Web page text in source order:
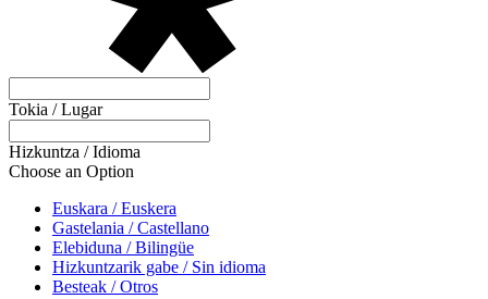
Tokia / Lugar
Hizkuntza / Idioma
Choose an Option
Euskara / Euskera
Gastelania / Castellano
Elebiduna / Bilingüe
Hizkuntzarik gabe / Sin idioma
Besteak / Otros